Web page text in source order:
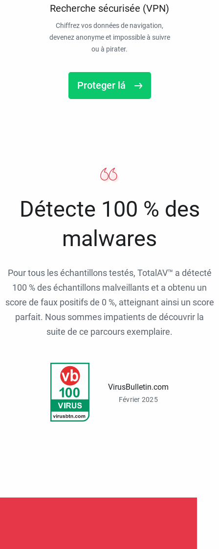
Recherche sécurisée (VPN)
Chiffrez vos données de navigation,
devenez anonyme et impossible à suivre
ou à pirater.
Proteger lá
Détecte 100 % des
malwares
Pour tous les échantillons testés, TotalAV™ a détecté
100 % des échantillons malveillants et a obtenu un
score de faux positifs de 0 %, atteignant ainsi un score
parfait. Nous sommes impatients de découvrir la
suite de ce parcours exemplaire.
VirusBulletin.com
Février 2025